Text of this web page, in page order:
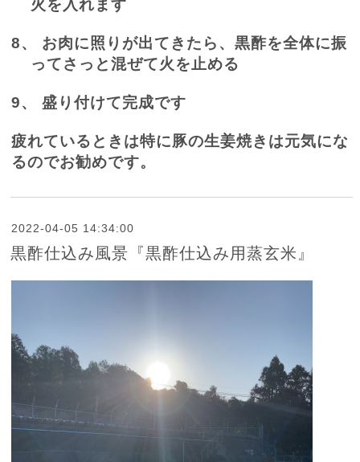
火を入れます
8、
お肉に照りが出てきたら、黒酢を全体に振
ってさっと混ぜて火を止める
9、 盛り付けて完成です
疲れているときは特に豚の生姜焼きは元気にな
るのでお勧めです。
2022-04-05 14:34:00
黒酢仕込み風景『黒酢仕込み用蒸玄米』